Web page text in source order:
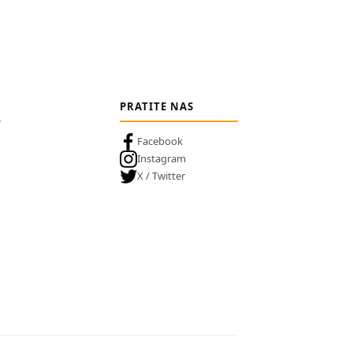
PRATITE NAS
Facebook
Instagram
X / Twitter